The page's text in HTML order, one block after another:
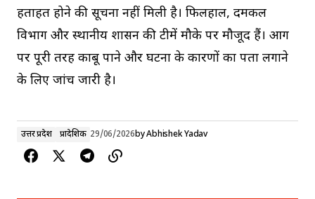
हताहत होने की सूचना नहीं मिली है। फिलहाल, दमकल
विभाग और स्थानीय प्रशासन की टीमें मौके पर मौजूद हैं। आग
पर पूरी तरह काबू पाने और घटना के कारणों का पता लगाने
के लिए जांच जारी है।
उत्तर प्रदेश प्रादेशिक 29/06/2026byAbhishek Yadav